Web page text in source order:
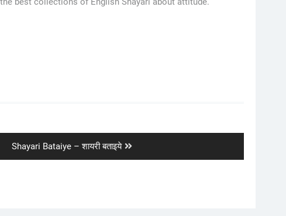
Next
post:
Shayari Bataiye – शायरी बताइये